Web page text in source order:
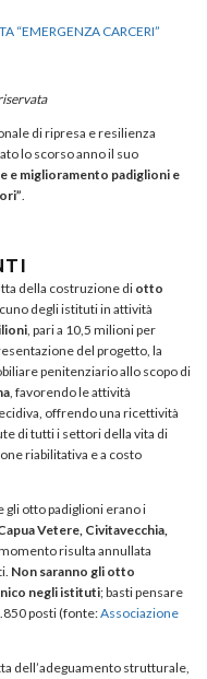
“EMERGENZA CARCERI”
di ripresa e resilienza
lo scorso anno il suo
e miglioramento padiglioni e
.
della costruzione diotto
degli istituti in attività
, pari a 10,5 milioni per
del progetto, la
penitenziario allo scopo di
, favorendo le attività
offrendo una ricettività
di tutti i settori della vita di
riabilitativa e a costo
otto padiglioni erano i
Vetere, Civitavecchia,
risulta annullata
Non saranno gli otto
negli istituti; basti pensare
posti (fonte:Associazione
dell’adeguamento strutturale,